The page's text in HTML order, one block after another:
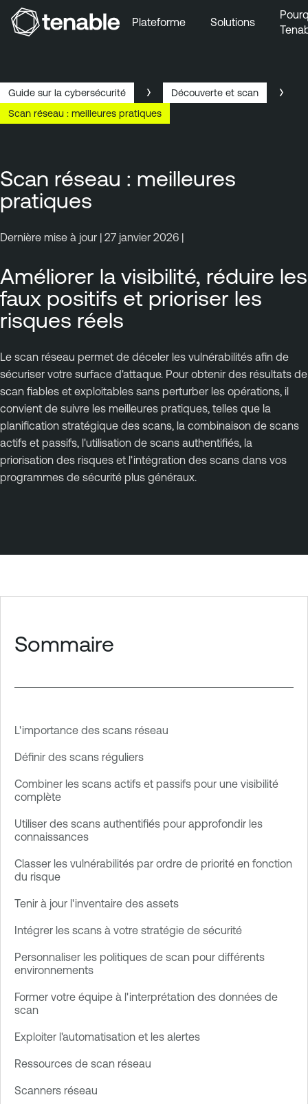
Aller au bas de la page
Plateforme Solutions
Guide sur la cybersécurité
Découverte et scan
Scan réseau : meilleures pratiques
Scan réseau : meilleures
pratiques
Dernière mise à jour | 27 janvier 2026 |
Améliorer la visibilité, réduire les
faux positifs et prioriser les
risques réels
Le scan réseau permet de déceler les vulnérabilités afin de
sécuriser votre surface d'attaque. Pour obtenir des résultats de
scan fiables et exploitables sans perturber les opérations, il
convient de suivre les meilleures pratiques, telles que la
planification stratégique des scans, la combinaison de scans
actifs et passifs, l'utilisation de scans authentifiés, la
priorisation des risques et l'intégration des scans dans vos
programmes de sécurité plus généraux.
Sommaire
L'importance des scans réseau
Définir des scans réguliers
Combiner les scans actifs et passifs pour une visibilité
complète
Utiliser des scans authentifiés pour approfondir les
connaissances
Classer les vulnérabilités par ordre de priorité en fonction
du risque
Tenir à jour l'inventaire des assets
Intégrer les scans à votre stratégie de sécurité
Personnaliser les politiques de scan pour différents
environnements
Former votre équipe à l'interprétation des données de
scan
Exploiter l'automatisation et les alertes
Ressources de scan réseau
Scanners réseau